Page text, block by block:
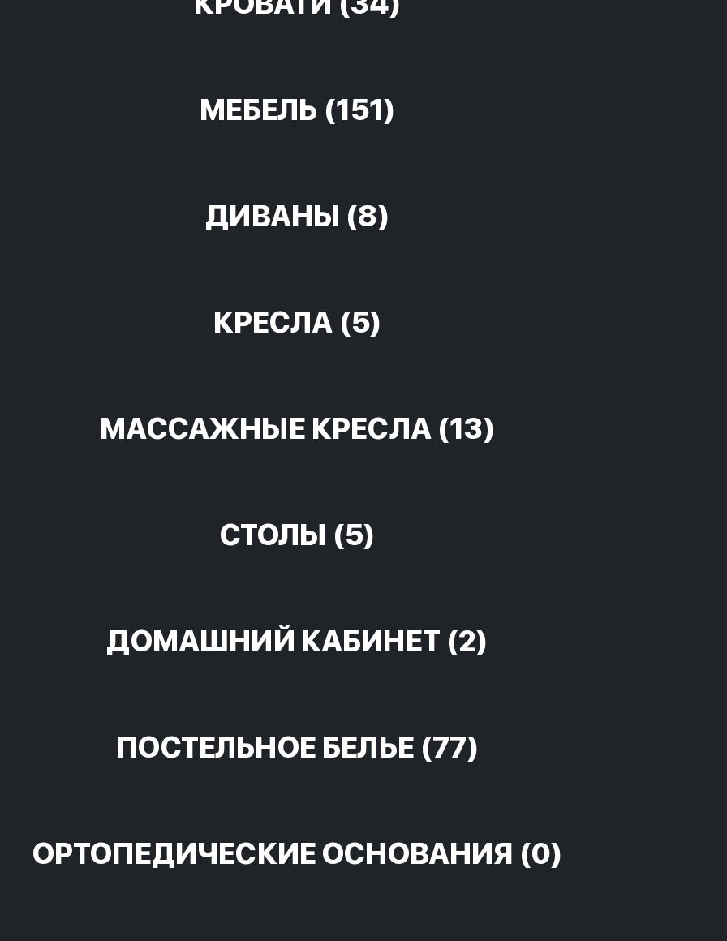
МЕБЕЛЬ (151)
ДИВАНЫ (8)
КРЕСЛА (5)
МАССАЖНЫЕ КРЕСЛА (13)
СТОЛЫ (5)
ДОМАШНИЙ КАБИНЕТ (2)
ПОСТЕЛЬНОЕ БЕЛЬЕ (77)
ОРТОПЕДИЧЕСКИЕ ОСНОВАНИЯ (0)